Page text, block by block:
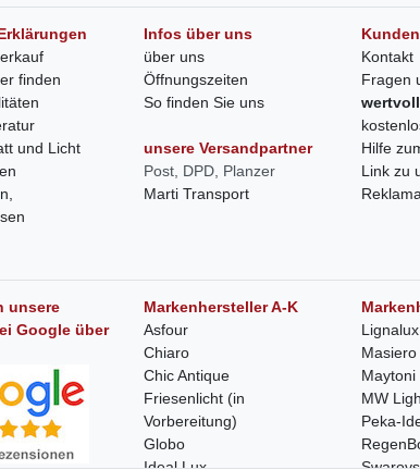
finden
und Licht
Infos über uns
über uns
Öffnungszeiten
So finden Sie uns
unsere Versandpartner
Post, DPD, Planzer
Marti Transport
Kontakt
Fragen
Hilfe
Link zu
unsere
Google über
Markenhersteller A-K
Asfour
Chiaro
Chic Antique
Friesenlicht (in
Vorbereitung)
Globo
Ideal Lux
Lignalux
Masiero
Maytoni
MW
Peka-